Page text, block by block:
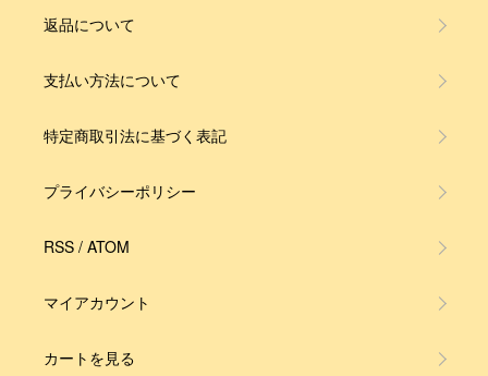
返品について
支払い方法について
特定商取引法に基づく表記
プライバシーポリシー
RSS / ATOM
マイアカウント
カートを見る